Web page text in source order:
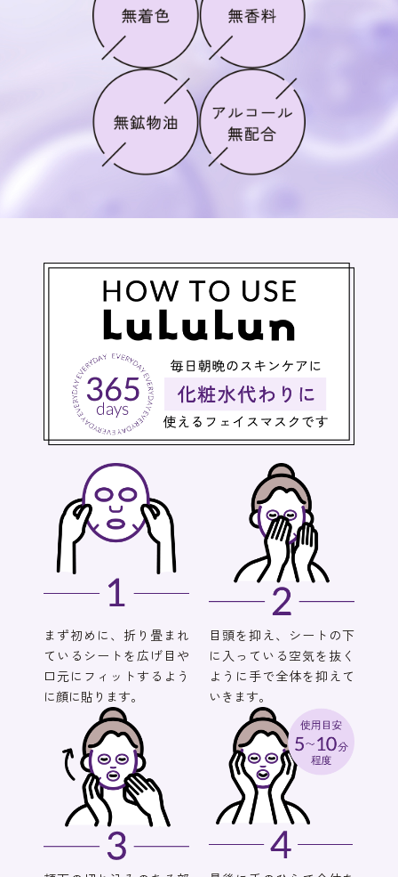
まず初めに、折り畳まれ
ているシートを広げ目や
口元にフィットするよう
に顔に貼ります。
目頭を抑え、シートの下
に入っている空気を抜く
ように手で全体を抑えて
いきます。